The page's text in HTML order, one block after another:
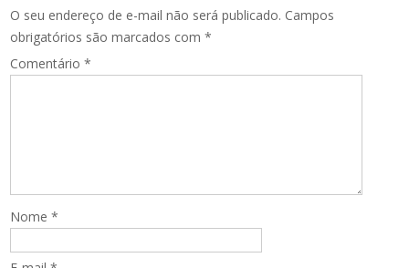
O seu endereço de e-mail não será publicado. Campos
obrigatórios são marcados com*
Comentário*
Nome*